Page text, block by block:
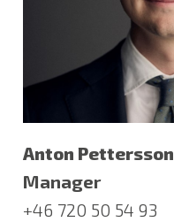
Anton Pettersson
Manager
+46 720 50 54 93